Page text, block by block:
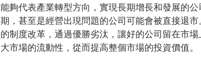
能夠代表產業轉型方向，實現長期增長和發展的
期，甚至是經營出現問題的公司可能會被直接退
的制度改革，通過優勝劣汰，讓好的公司留在市
大市場的流動性，從而提高整個市場的投資價值。